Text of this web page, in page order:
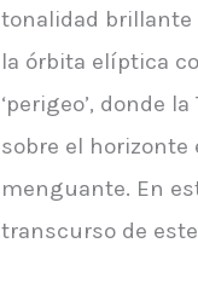
tonalidad brillante
la órbita elíptica
‘perigeo’, donde
sobre el
menguante. En
transcurso de